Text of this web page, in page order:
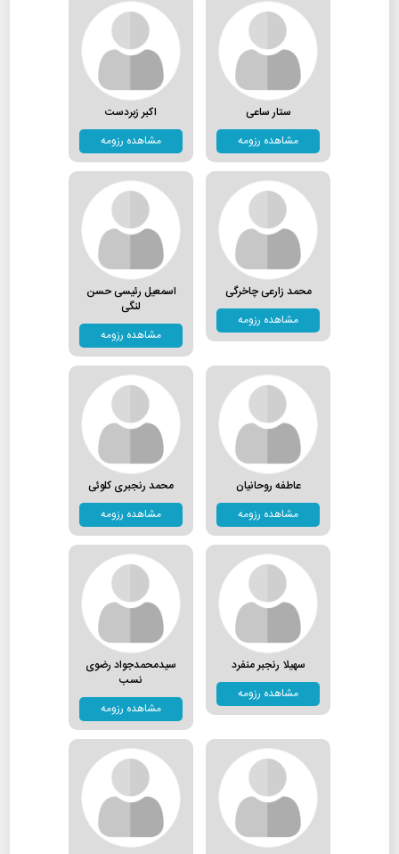
ستار ساعی
مشاهده رزومه
اکبر زبردست
مشاهده رزومه
محمد زارعی چاخرگی
مشاهده رزومه
اسمعیل رئیسی حسن
لنگی
مشاهده رزومه
عاطفه روحانیان
مشاهده رزومه
محمد رنجبری کلوئی
مشاهده رزومه
سهیلا رنجبر منفرد
مشاهده رزومه
سیدمحمدجواد رضوی
نسب
مشاهده رزومه